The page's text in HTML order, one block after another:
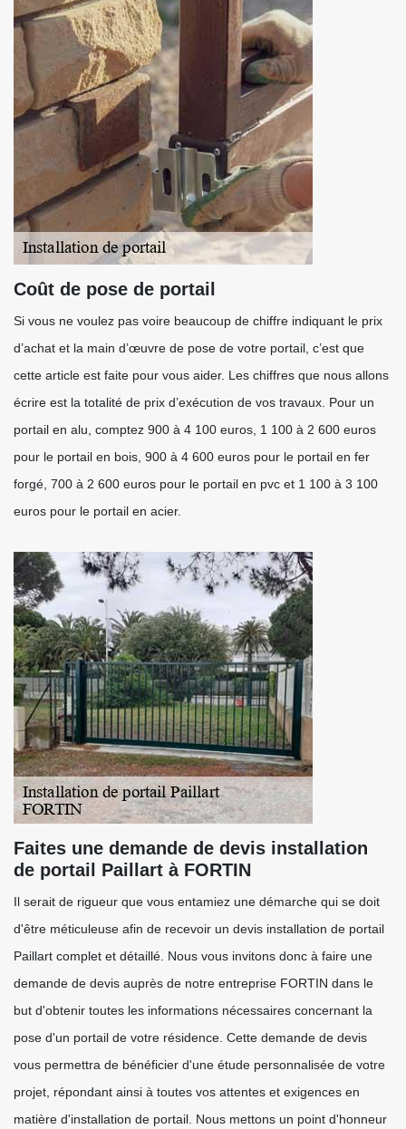
Coût de pose de portail
Si vous ne voulez pas voire beaucoup de chiffre indiquant le prix
d’achat et la main d’œuvre de pose de votre portail, c’est que
cette article est faite pour vous aider. Les chiffres que nous allons
écrire est la totalité de prix d’exécution de vos travaux. Pour un
portail en alu, comptez 900 à 4 100 euros, 1 100 à 2 600 euros
pour le portail en bois, 900 à 4 600 euros pour le portail en fer
forgé, 700 à 2 600 euros pour le portail en pvc et 1 100 à 3 100
euros pour le portail en acier.
Faites une demande de devis installation
de portail Paillart à FORTIN
Il serait de rigueur que vous entamiez une démarche qui se doit
d'être méticuleuse afin de recevoir un devis installation de portail
Paillart complet et détaillé. Nous vous invitons donc à faire une
demande de devis auprès de notre entreprise FORTIN dans le
but d'obtenir toutes les informations nécessaires concernant la
pose d'un portail de votre résidence. Cette demande de devis
vous permettra de bénéficier d'une étude personnalisée de votre
projet, répondant ainsi à toutes vos attentes et exigences en
matière d'installation de portail. Nous mettons un point d'honneur